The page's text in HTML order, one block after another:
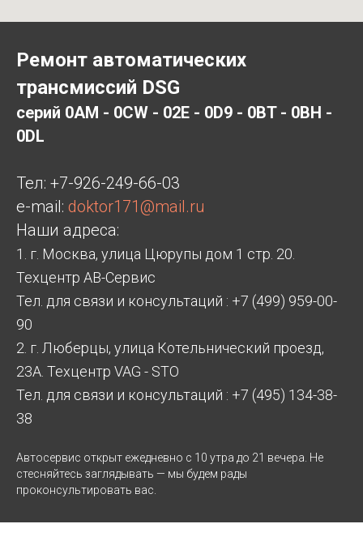
Ремонт автоматических
трансмиссий DSG
серий 0AM - 0CW - 02E - 0D9 - 0BT - 0BH -
0DL
Тел: +7-926-249-66-03
e-mail: doktor171@mail.ru
Наши адреса:
1. г. Москва, улица Цюрупы дом 1 стр. 20.
Техцентр АВ-Сервис
Тел. для связи и консультаций : +7 (499) 959-00-
90
2. г. Люберцы, улица Котельнический проезд,
23А. Техцентр VAG - STO
Тел. для связи и консультаций : +7 (495) 134-38-
38
Автосервис открыт ежедневно с 10 утра до 21 вечера. Не
стесняйтесь заглядывать — мы будем рады
проконсультировать вас.